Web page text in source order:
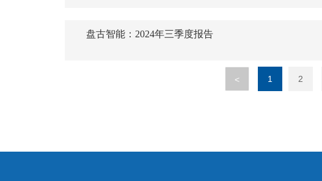
盘古智能：2024年三季度报告
< 1 2